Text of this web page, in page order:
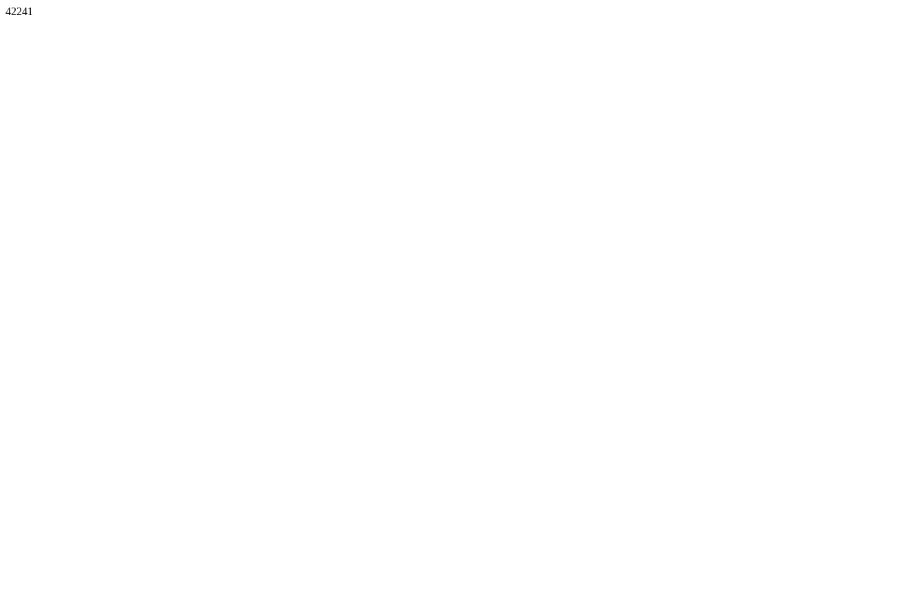
42241